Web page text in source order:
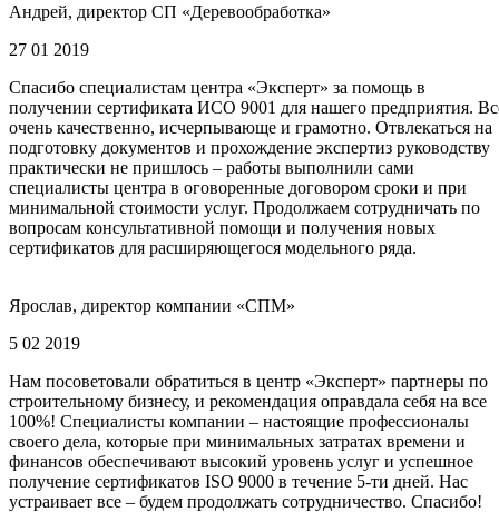
Андрей, директор СП «Деревообработка»
27 01 2019
Спасибо специалистам центра «Эксперт» за помощь в
получении сертификата ИСО 9001 для нашего предприятия.
очень качественно, исчерпывающе и грамотно. Отвлекаться на
подготовку документов и прохождение экспертиз руководству
практически не пришлось – работы выполнили сами
специалисты центра в оговоренные договором сроки и при
минимальной стоимости услуг. Продолжаем сотрудничать по
вопросам консультативной помощи и получения новых
сертификатов для расширяющегося модельного ряда.
Ярослав, директор компании «СПМ»
5 02 2019
Нам посоветовали обратиться в центр «Эксперт» партнеры по
строительному бизнесу, и рекомендация оправдала себя на все
100%! Специалисты компании – настоящие профессионалы
своего дела, которые при минимальных затратах времени и
финансов обеспечивают высокий уровень услуг и успешное
получение сертификатов ISO 9000 в течение 5-ти дней. Нас
устраивает все – будем продолжать сотрудничество. Спасибо!